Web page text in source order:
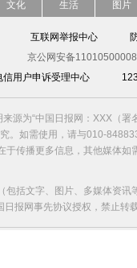
文化 生活 图片
互联网举报中心
京公网安备
信用户申诉受理中心
源为“中国日报网：XXX（
。如需使用，请与010-
于传播更多信息，其他媒体
包括文字、图片、多媒体资
日报网事先协议授权，禁止转